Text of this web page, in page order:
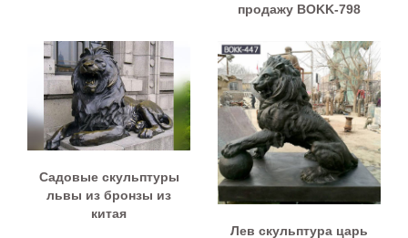
продажу BOKK-798
Садовые скульптуры
львы из бронзы из
китая
Лев скульптура царь